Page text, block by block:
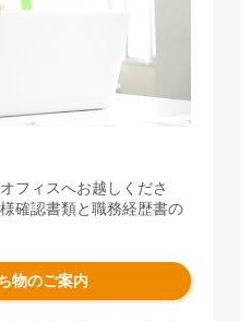
フィスへお越しくださ
確認書類と職務経歴書の
物のご案内